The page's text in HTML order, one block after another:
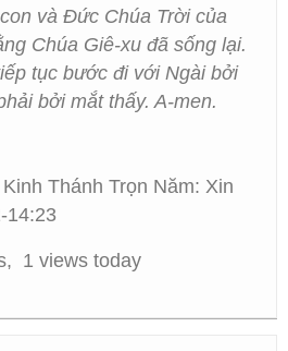
và Đức Chúa Trời của
Chúa Giê-xu đã sống lại.
tục bước đi với Ngài bởi
bởi mắt thấy. A-men.
Thánh Trọn Năm: Xin
14:23
1 views today